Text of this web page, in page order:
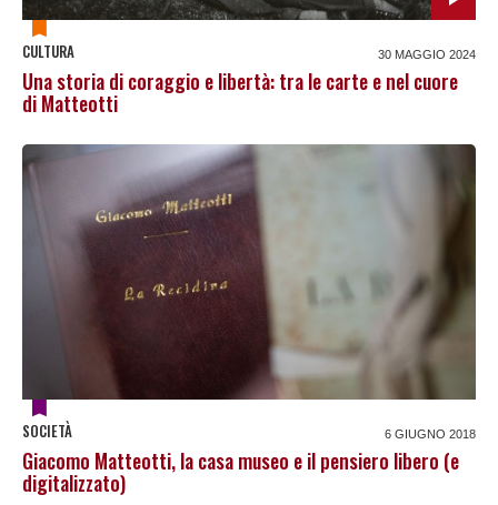
CULTURA 30 MAGGIO 2024
Una storia di coraggio e libertà: tra le carte e nel cuore
di Matteotti
SOCIETÀ 6 GIUGNO 2018
Giacomo Matteotti, la casa museo e il pensiero libero (e
digitalizzato)